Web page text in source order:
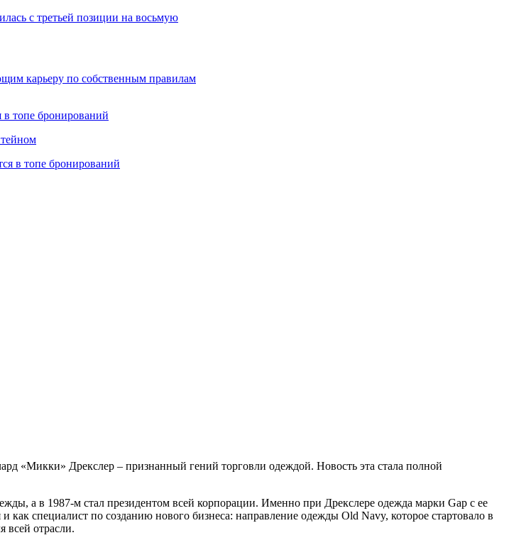
с третьей позиции на восьмую
карьеру по собственным правилам
в топе бронирований
«Микки» Дрекслер – признанный гений торговли одеждой. Новость эта стала полной
а в 1987-м стал президентом всей корпорации. Именно при Дрекслере одежда марки Gap с ее
специалист по созданию нового бизнеса: направление одежды Old Navy, которое стартовало в
всей отрасли.